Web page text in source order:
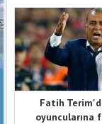
Fatih
oyuncularına